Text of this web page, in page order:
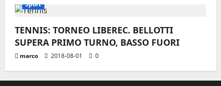
Sport
TENNIS: TORNEO LIBEREC. BELLOTTI
SUPERA PRIMO TURNO, BASSO FUORI
marco 2018-08-01 0